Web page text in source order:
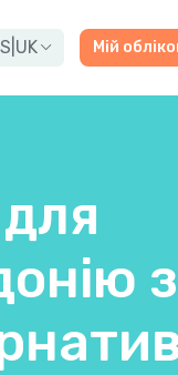
UK Мій